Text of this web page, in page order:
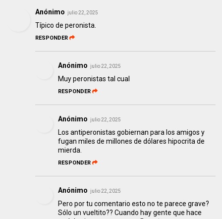
Anónimo julio 22, 2025
Típico de peronista.
RESPONDER
Anónimo julio 22, 2025
Muy peronistas tal cual
RESPONDER
Anónimo julio 22, 2025
Los antiperonistas gobiernan para los amigos y
fugan miles de millones de dólares hipocrita de
mierda.
RESPONDER
Anónimo julio 22, 2025
Pero por tu comentario esto no te parece grave?
Sólo un vueltito?? Cuando hay gente que hace